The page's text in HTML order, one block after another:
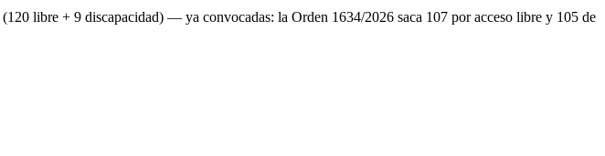
libre + 9 discapacidad) — ya convocadas: la Orden 1634/2026 saca 107 por acceso libre y 105 de